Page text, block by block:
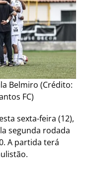
Belmiro (Crédito:
FC)
sexta-feira (12),
segunda rodada
A partida terá